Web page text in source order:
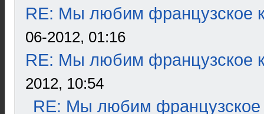
RE: Мы любим французское
06-2012, 01:16
RE: Мы любим французское
2012, 10:54
RE: Мы любим французское